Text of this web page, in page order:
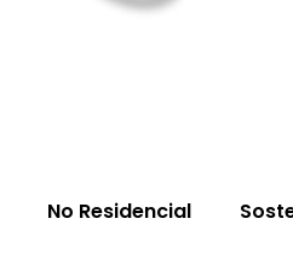
No Residencial